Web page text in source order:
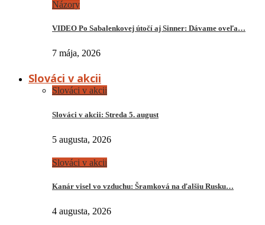
Názory
VIDEO Po Sabalenkovej útočí aj Sinner: Dávame oveľa…
7 mája, 2026
Slováci v akcii
Slováci v akcii
Slováci v akcii: Streda 5. august
5 augusta, 2026
Slováci v akcii
Kanár visel vo vzduchu: Šramková na ďalšiu Rusku…
4 augusta, 2026